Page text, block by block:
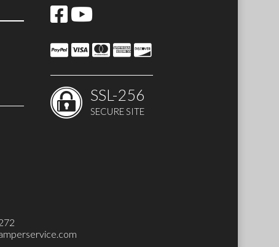
SSL-256
SECURE SITE